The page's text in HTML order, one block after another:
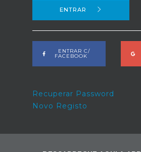
ENTRAR
ENTRAR C/
FACEBOOK
Recuperar Password
Novo Registo